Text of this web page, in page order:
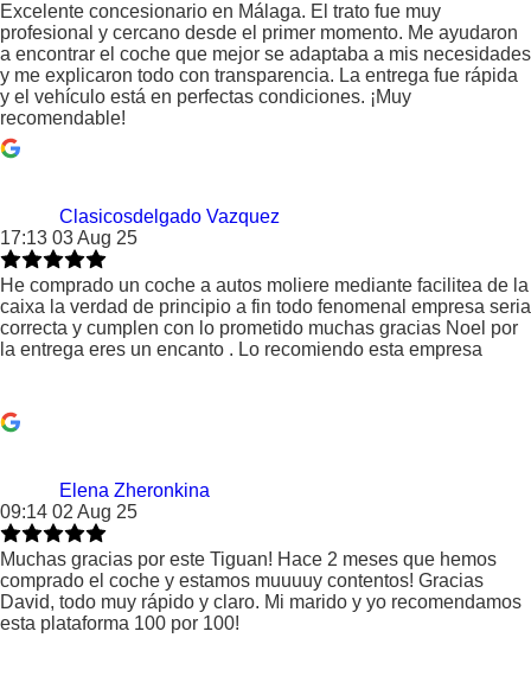
Excelente concesionario en Málaga. El trato fue muy
profesional y cercano desde el primer momento. Me ayudaron
a encontrar el coche que mejor se adaptaba a mis necesidades
y me explicaron todo con transparencia. La entrega fue rápida
y el vehículo está en perfectas condiciones. ¡Muy
recomendable!
Clasicosdelgado Vazquez
17:13 03 Aug 25
He comprado un coche a autos moliere mediante facilitea de la
caixa la verdad de principio a fin todo fenomenal empresa seria
correcta y cumplen con lo prometido muchas gracias Noel por
la entrega eres un encanto . Lo recomiendo esta empresa
Elena Zheronkina
09:14 02 Aug 25
Muchas gracias por este Tiguan! Hace 2 meses que hemos
comprado el coche y estamos muuuuy contentos! Gracias
David, todo muy rápido y claro. Mi marido y yo recomendamos
esta plataforma 100 por 100!